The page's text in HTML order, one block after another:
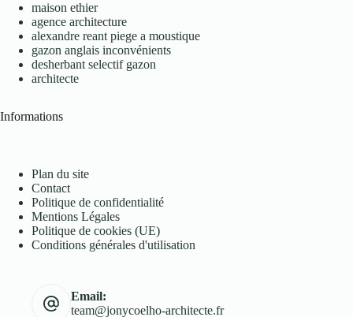
maison ethier
agence architecture
alexandre reant piege a moustique
gazon anglais inconvénients
desherbant selectif gazon
architecte
Informations
Plan du site
Contact
Politique de confidentialité
Mentions Légales
Politique de cookies (UE)
Conditions générales d'utilisation
Email:
team@jonycoelho-architecte.fr